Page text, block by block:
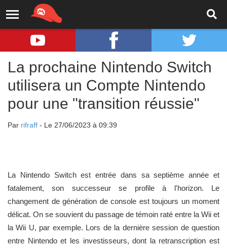
La prochaine Nintendo Switch
utilisera un Compte Nintendo
pour une "transition réussie"
Par rifraff - Le 27/06/2023 à 09:39
La Nintendo Switch est entrée dans sa septième année et
fatalement, son successeur se profile à l'horizon. Le
changement de génération de console est toujours un moment
délicat. On se souvient du passage de témoin raté entre la Wii et
la Wii U, par exemple. Lors de la dernière session de question
entre Nintendo et les investisseurs, dont la retranscription est